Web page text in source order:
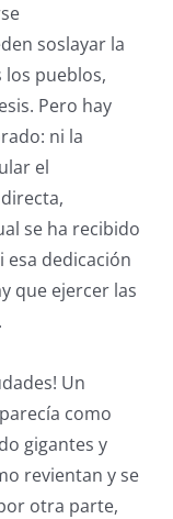
soslayar la
pueblos,
Pero hay
ni la
el
se ha recibido
dedicación
que ejercer las
Un
como
gigantes y
revientan y se
otra parte,